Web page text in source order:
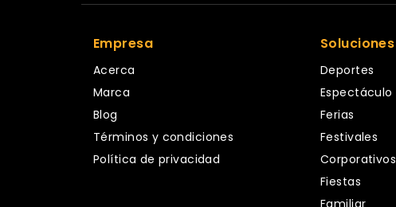
Empresa
Acerca
Marca
Blog
Términos y condiciones
Política de privacidad
Soluciones
Deportes
Espectáculo
Ferias
Festivales
Corporativos
Fiestas